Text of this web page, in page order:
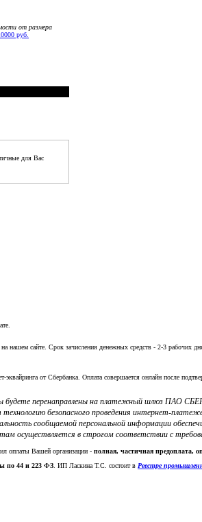
от размера
руб.
для Вас
сайте. Срок зачисления денежных средств - 2-3 рабочих
от Сбербанка. Оплата совершается онлайн после
будете перенаправлены на платежный шлюз ПАО
безопасного проведения интернет-
сообщаемой персональной информации
осуществляется в строгом соответствии с
оплаты Вашей организации - полная, частичная предоплата,
по 44 и 223 ФЗ. ИП Ласкина Т.С. состоит в Реестре